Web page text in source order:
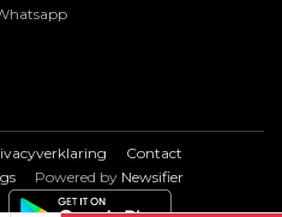
Contact
Powered by Newsifier